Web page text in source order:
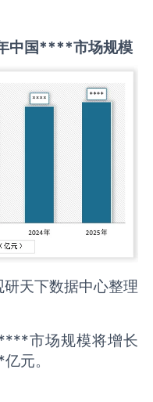
中国****市场规模
天下数据中心整理
市场规模将增长
元。